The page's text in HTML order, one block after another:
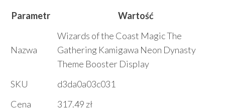
Parametr
Wartość
Nazwa
Wizards of the Coast Magic The
Gathering Kamigawa Neon Dynasty
Theme Booster Display
SKU
d3da0a03c031
Cena
317.49 zł